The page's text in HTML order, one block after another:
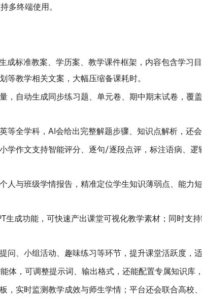
多终端使用。
成标准教案、学历案、教学课件框架，内容包含学习
教学相关文案，大幅压缩备课耗时。
，自动生成同步练习题、单元卷、期中期末试卷，覆
等全学科，AI会给出完整解题步骤、知识点解析，还
学作文支持智能评分、逐句/逐段点评，标注语病、
人与班级学情报告，精准定位学生知识薄弱点、能力
生成功能，可快速产出课堂可视化教学素材；同时支
、小组活动、趣味练习等环节，提升课堂活跃度，
体，可调整提示词、输出格式，还能配置专属知识库
，实时监测教学成效与师生学情；平台还会联合高校